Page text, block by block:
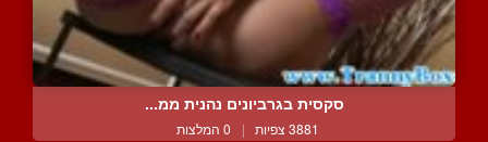
סקסית בגרביונים נהנית ממ...
3881 צפיות | 0 המלצות